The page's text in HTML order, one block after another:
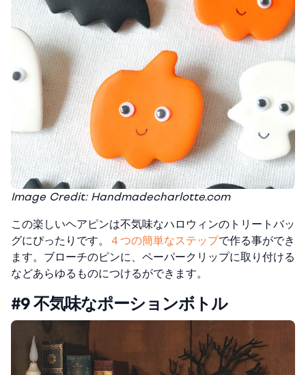
Image Credit: Handmadecharlotte.com
この楽しいヘアピンは不気味なハロウィンのトリートバッ
グにぴったりです。
４つの簡単なステップで作る事ができ
ます。ブローチのピンに、ペーパークリップに取り付ける
などあらゆるものにつけるができます。
#9 不気味なポーションボトル